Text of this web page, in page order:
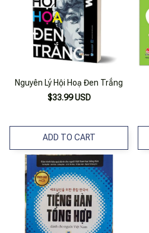
Nguyên Lý Hội Hoạ Đen Trắng
$33.99 USD
ADD TO CART